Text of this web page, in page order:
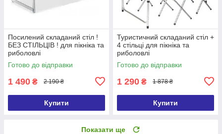
Посилений складаний стіл !
БЕЗ СТІЛЬЦІВ ! для пікніка та
риболовлі
Готово до відправки
1 490 ₴ 2 190 ₴
Купити
Туристичний складаний стіл +
4 стільці для пікніка та
риболовлі
Готово до відправки
1 290 ₴ 1 878 ₴
Купити
Показати ще